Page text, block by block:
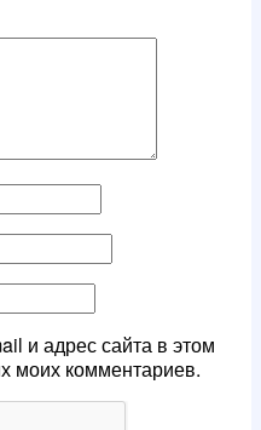
и адрес сайта в этом
моих комментариев.